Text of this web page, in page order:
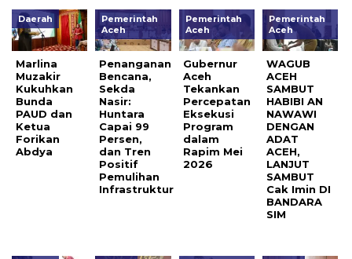
Daerah
Marlina
Muzakir
Kukuhkan
Bunda
PAUD dan
Ketua
Forikan
Abdya
Pemerintah
Aceh
Penanganan
Bencana,
Sekda
Nasir:
Huntara
Capai 99
Persen,
dan Tren
Positif
Pemulihan
Infrastruktur
Pemerintah
Aceh
Gubernur
Aceh
Tekankan
Percepatan
Eksekusi
Program
dalam
Rapim Mei
2026
Pemerintah
Aceh
WAGUB
ACEH
SAMBUT
HABIBI AN
NAWAWI
DENGAN
ADAT
ACEH,
LANJUT
SAMBUT
Cak Imin DI
BANDARA
SIM